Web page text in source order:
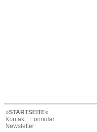
»STARTSEITE«
Kontakt | Formular
Newsletter